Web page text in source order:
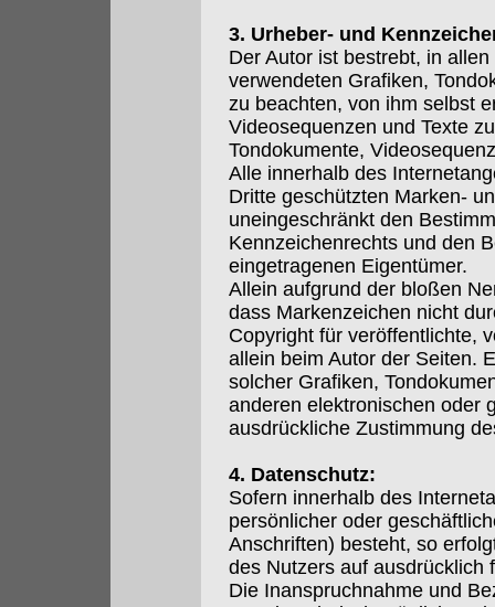
3. Urheber- und
Der Autor ist bestrebt, in
verwendeten Grafiken,
zu beachten, von ihm selbst
Videosequenzen und Texte
Tondokumente,
Alle innerhalb des
Dritte geschützten Marken-
uneingeschränkt den
Kennzeichenrechts und den
eingetragenen Eigentümer.
Allein aufgrund der bloßen
dass Markenzeichen nicht
Copyright für veröffentlichte,
allein beim Autor der Seiten.
solcher Grafiken,
anderen elektronischen oder
ausdrückliche Zustimmung
4. Datenschutz:
Sofern innerhalb des
persönlicher oder
Anschriften) besteht, so
des Nutzers auf ausdrücklich
Die Inanspruchnahme und